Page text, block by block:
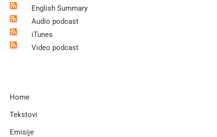
English Summary
Audio podcast
iTunes
Video podcast
Home
Tekstovi
Emisije